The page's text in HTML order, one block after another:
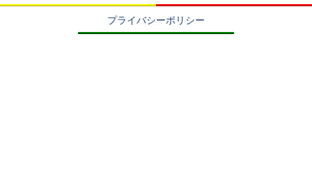
プライバシーポリシー